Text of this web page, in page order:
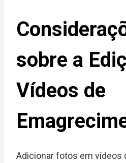
sobre a
Vídeos de
Adicionar fotos em vídeos